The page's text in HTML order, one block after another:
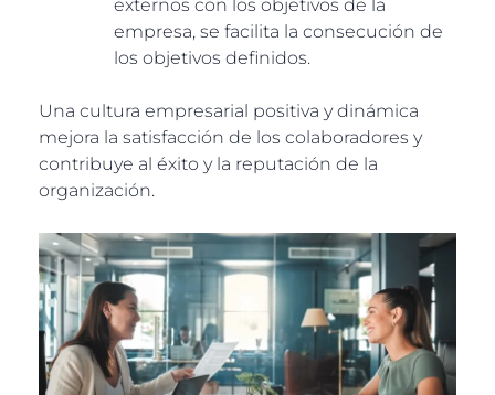
externos con los objetivos de la
empresa, se facilita la consecución de
los objetivos definidos.
Una cultura empresarial positiva y dinámica
mejora la satisfacción de los colaboradores y
contribuye al éxito y la reputación de la
organización.